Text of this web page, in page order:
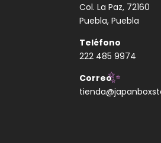
Col. La Paz, 72160
Puebla, Puebla
Teléfono
222 485 9974
Correo
✨